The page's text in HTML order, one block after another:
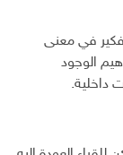
في معنى
الوجود
داخلية.